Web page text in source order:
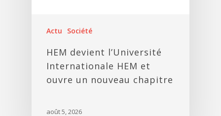
Actu Société
HEM devient l’Université
Internationale HEM et
ouvre un nouveau chapitre
août 5, 2026